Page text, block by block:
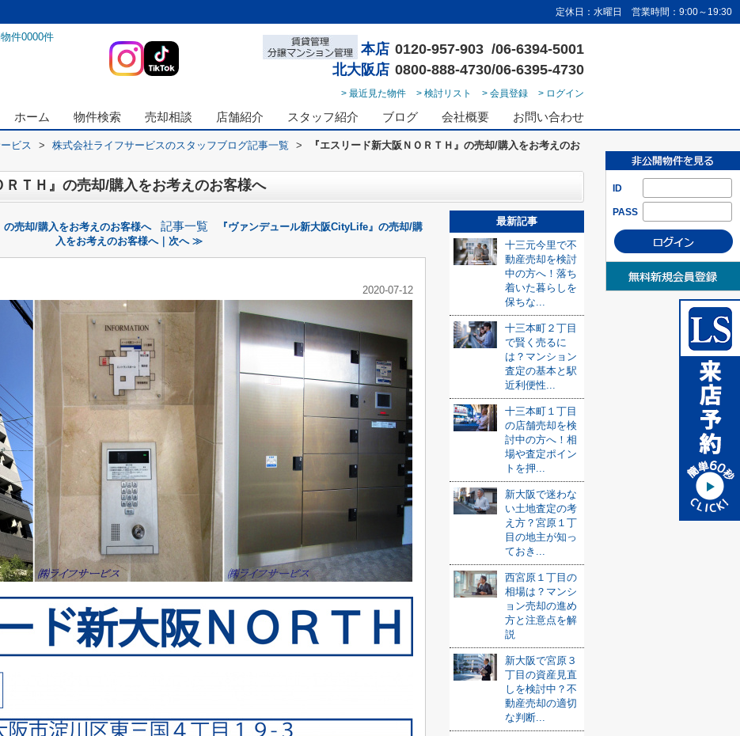
定休日：水曜日 営業時間：9:00～19:30
件0000件
本店 0120-957-903 /06-6394-5001
北大阪店 0800-888-4730/06-6395-4730
> 最近見た物件 > 検討リスト > 会員登録 > ログイン
ホーム 物件検索 売却相談 店舗紹介 スタッフ紹介 ブログ 会社概要 お問い合わせ
ID
PASS
ビス > 株式会社ライフサービスのスタッフブログ記事一覧 >
『エスリード新大阪ＮＯＲＴＨ』の売却/購入をお考えのお
ＲＴＨ』の売却/購入をお考えのお客様へ
売却/購入をお考えのお客様へ 記事一覧
『ヴァンデュール新大阪CityLife』の売却/購
入をお考えのお客様へ｜次へ ≫
2020-07-12
最新記事
十三元今里で不
動産売却を検討
中の方へ！落ち
着いた暮らしを
保ちな...
十三本町２丁目
で賢く売るに
は？マンション
査定の基本と駅
近利便性...
十三本町１丁目
の店舗売却を検
討中の方へ！相
場や査定ポイン
トを押...
新大阪で迷わな
い土地査定の考
え方？宮原１丁
目の地主が知っ
ておき...
西宮原１丁目の
相場は？マンシ
ョン売却の進め
方と注意点を解
説
新大阪で宮原３
丁目の資産見直
しを検討中？不
動産売却の適切
な判断...